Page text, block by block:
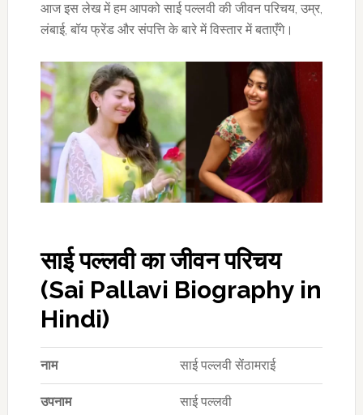
आज इस लेख में हम आपको साई पल्लवी की जीवन परिचय, उम्र,
लंबाई, बॉय फ्रेंड और संपत्ति के बारे में विस्तार में बताएँगे।
साई पल्लवी का जीवन परिचय
(Sai Pallavi Biography in
Hindi)
नाम साई पल्लवी सेंठामराई
उपनाम साई पल्लवी